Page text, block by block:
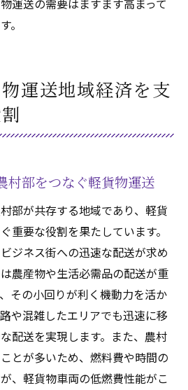
運送の需要はますます高まって
。
運送地域経済を支
村部をつなぐ軽貨物運送
部が共存する地域であり、軽貨
重要な役割を果たしています。
ジネス街への迅速な配送が求め
農産物や生活必需品の配送が重
その小回りが利く機動力を活か
や混雑したエリアでも迅速に移
配送を実現します。また、農村
とが多いため、燃料費や時間の
、軽貨物車両の低燃費性能がこ